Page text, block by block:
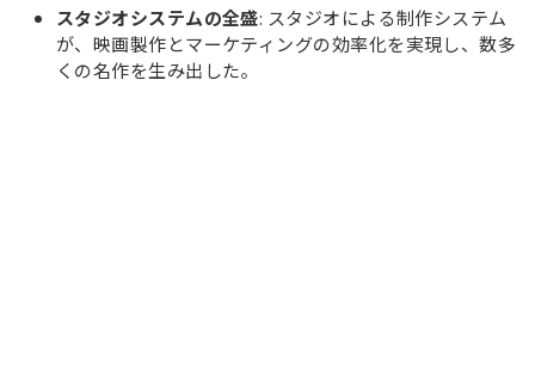
スタジオシステムの全盛: スタジオによる制作システム
が、映画製作とマーケティングの効率化を実現し、数多
くの名作を生み出した。